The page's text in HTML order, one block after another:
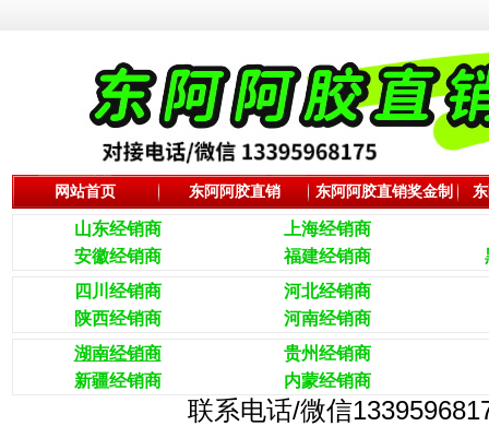
网站首页 东阿阿胶直销
东阿阿胶直销奖金制
山东经销商
上海经销商
安徽经销商
福建经销商
四川经销商
河北经销商
陕西经销商
河南经销商
湖南经销商
贵州经销商
新疆经销商
内蒙经销商
联系电话/微信